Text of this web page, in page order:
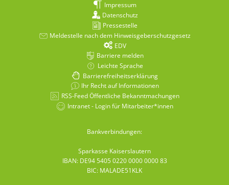
Impressum
Datenschutz
Pressestelle
Meldestelle nach dem Hinweisgeberschutzgesetz
EDV
Barriere melden
Leichte Sprache
Barrierefreiheitserklärung
Ihr Recht auf Informationen
RSS-Feed Öffentliche Bekanntmachungen
Intranet - Login für Mitarbeiter*innen
Bankverbindungen:
Sparkasse Kaiserslautern
IBAN: DE94 5405 0220 0000 0000 83
BIC: MALADE51KLK